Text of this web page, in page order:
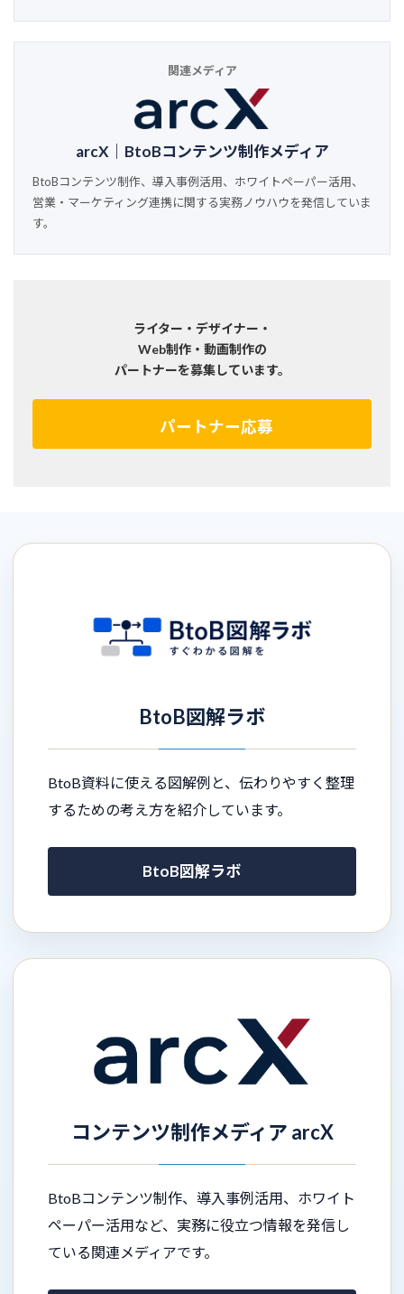
関連メディア
arcX｜BtoBコンテンツ制作メディア
BtoBコンテンツ制作、導入事例活用、ホワイトペーパー活用、
営業・マーケティング連携に関する実務ノウハウを発信していま
す。
ライター・デザイナー・
Web制作・動画制作の
パートナーを募集しています。
パートナー応募
BtoB図解ラボ
BtoB資料に使える図解例と、伝わりやすく整理
するための考え方を紹介しています。
BtoB図解ラボ
コンテンツ制作メディア arcX
BtoBコンテンツ制作、導入事例活用、ホワイト
ペーパー活用など、実務に役立つ情報を発信し
ている関連メディアです。